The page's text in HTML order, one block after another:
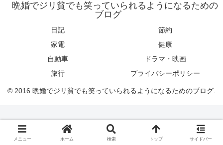
晩婚でジリ貧でも笑っていられるようになるための
ブログ
日記
節約
家電
健康
自動車
ドラマ・映画
旅行
プライバシーポリシー
© 2016 晩婚でジリ貧でも笑っていられるようになるためのブログ.
メニュー ホーム 検索 トップ サイドバー